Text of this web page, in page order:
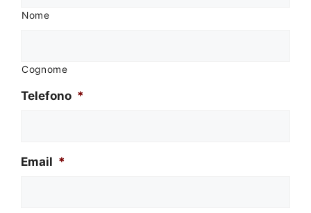
Nome
Cognome
Telefono *
Email *